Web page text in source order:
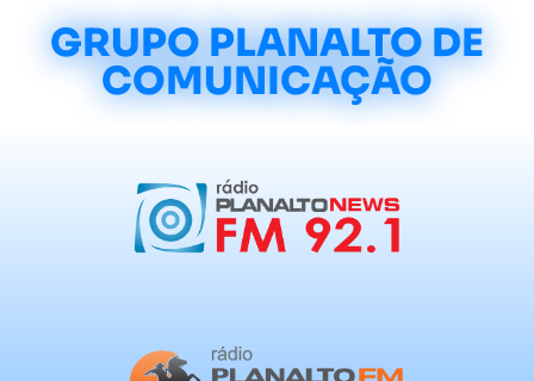
GRUPO PLANALTO DE
COMUNICAÇÃO